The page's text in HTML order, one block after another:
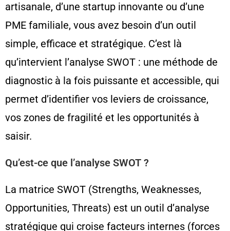
artisanale, d’une startup innovante ou d’une
PME familiale, vous avez besoin d’un outil
simple, efficace et stratégique. C’est là
qu’intervient l’analyse SWOT : une méthode de
diagnostic à la fois puissante et accessible, qui
permet d’identifier vos leviers de croissance,
vos zones de fragilité et les opportunités à
saisir.
Qu’est-ce que l’analyse SWOT ?
La matrice SWOT (Strengths, Weaknesses,
Opportunities, Threats) est un outil d’analyse
stratégique qui croise facteurs internes (forces